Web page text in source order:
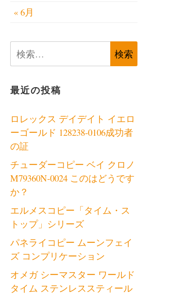
« 6月
検
索:
最近の投稿
ロレックス デイデイト イエロ
ーゴールド 128238-0106成功者
の証
チューダーコピー ベイ クロノ
M79360N-0024 このはどうです
か？
エルメスコピー「タイム・ス
トップ」シリーズ
パネライコピー ムーンフェイ
ズ コンプリケーション
オメガ シーマスター ワールド
タイム ステンレススティール